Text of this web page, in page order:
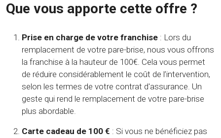
Que vous apporte cette offre ?
Prise en charge de votre franchise : Lors du
remplacement de votre pare-brise, nous vous offrons
la franchise à la hauteur de 100€. Cela vous permet
de réduire considérablement le coût de l’intervention,
selon les termes de votre contrat d'assurance. Un
geste qui rend le remplacement de votre pare-brise
plus abordable.
Carte cadeau de 100 € : Si vous ne bénéficiez pas